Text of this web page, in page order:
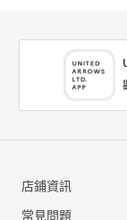
店鋪資訊
常見問題